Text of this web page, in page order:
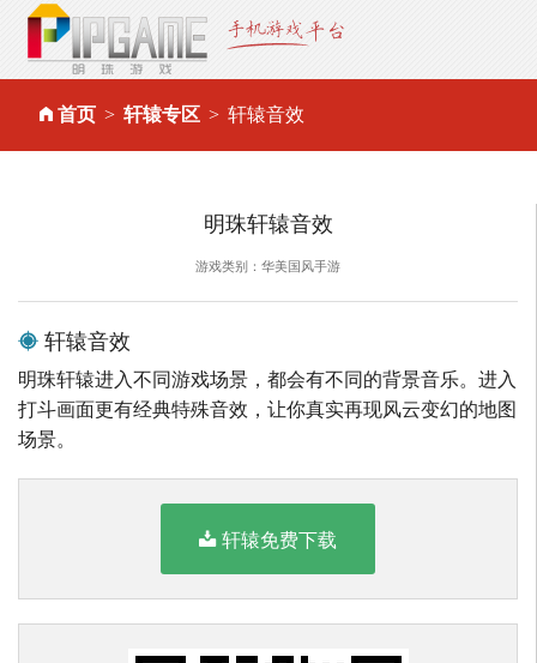
首页 轩辕专区 轩辕音效
明珠轩辕音效
游戏类别：华美国风手游
轩辕音效
明珠轩辕进入不同游戏场景，都会有不同的背景音乐。进入
打斗画面更有经典特殊音效，让你真实再现风云变幻的地图
场景。
轩辕免费下载